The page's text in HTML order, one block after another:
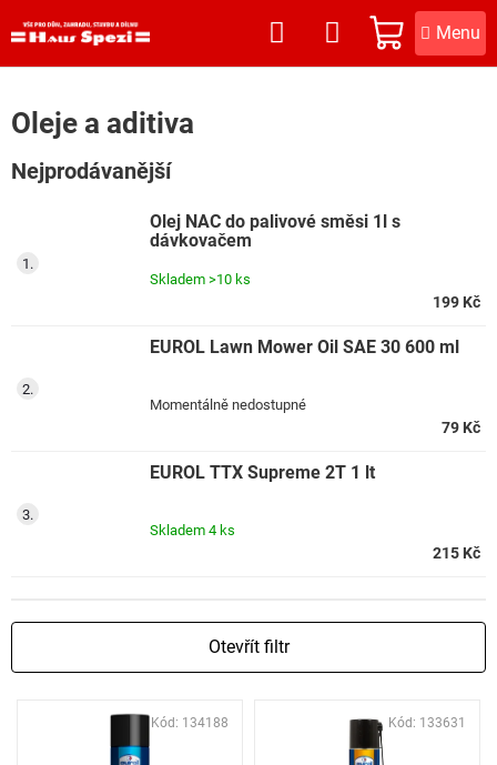
na
NÁKUPNÍ
KOŠÍK
Oleje a aditiva
Nejprodávanější
Olej NAC do palivové směsi 1l s
dávkovačem
Skladem >10 ks
199 Kč
EUROL Lawn Mower Oil SAE 30 600 ml
Momentálně nedostupné
79 Kč
EUROL TTX Supreme 2T 1 lt
Skladem 4 ks
215 Kč
Otevřít filtr
Kód: 134188 Kód: 133631